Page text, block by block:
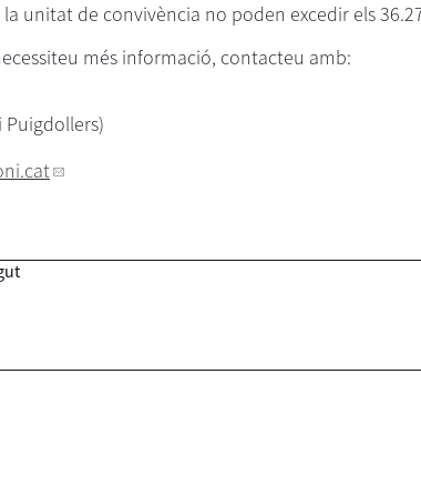
la unitat de convivència no poden excedir els
més informació, contacteu amb:
Puigdollers)